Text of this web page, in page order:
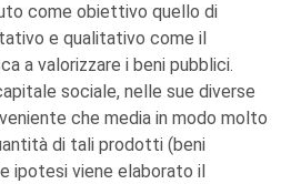
come obiettivo quello di
e qualitativo come il
a valorizzare i beni pubblici.
sociale, nelle sue diverse
che media in modo molto
di tali prodotti (beni
ipotesi viene elaborato il